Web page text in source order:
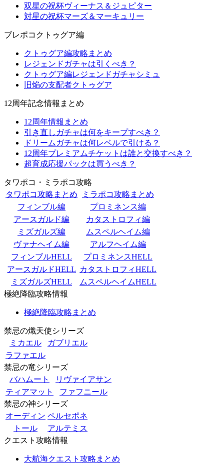
双星の祝杯ヴィーナス＆ジュピター
対星の祝杯マーズ＆マーキュリー
ブレポコクトゥグア編
クトゥグア編攻略まとめ
レジェンドガチャは引くべき？
クトゥグア編レジェンドガチャシミュ
旧焔の支配者クトゥグア
12周年記念情報まとめ
12周年情報まとめ
引き直しガチャは何をキープすべき？
ドリームガチャは何レベルで引ける？
12周年プレミアムチケットは誰と交換すべき？
超育成応援パックは買うべき？
タワポコ・ミラポコ攻略
タワポコ攻略まとめ
ミラポコ攻略まとめ
フィンブル編
プロミネンス編
アースガルド編
カタストロフィ編
ミズガルズ編
ムスペルヘイム編
ヴァナヘイム編
アルフヘイム編
フィンブルHELL
プロミネンスHELL
アースガルドHELL カタストロフィHELL
ミズガルズHELL
ムスペルヘイムHELL
極絶降臨攻略情報
極絶降臨攻略まとめ
禁忌の熾天使シリーズ
ミカエル
ガブリエル
ラファエル
禁忌の竜シリーズ
バハムート
リヴァイアサン
ティアマット
ファフニール
禁忌の神シリーズ
オーディン ペルセポネ
トール
アルテミス
クエスト攻略情報
大航海クエスト攻略まとめ